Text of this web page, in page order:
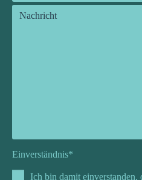
Einverständnis*
Ich bin damit einverstanden,